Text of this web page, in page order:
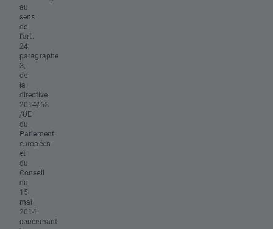
au
sens
de
l'art.
24,
paragraphe
3,
de
la
directive
2014/65
/UE
du
Parlement
européen
et
du
Conseil
du
15
mai
2014
concernant